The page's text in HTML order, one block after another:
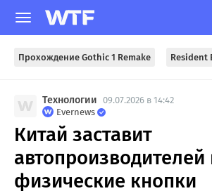
Прохождение Gothic 1 Remake Resident
Технологии 09.07.2026 в 14:42
Evernews
Китай заставит
автопроизводителей
физические кнопки